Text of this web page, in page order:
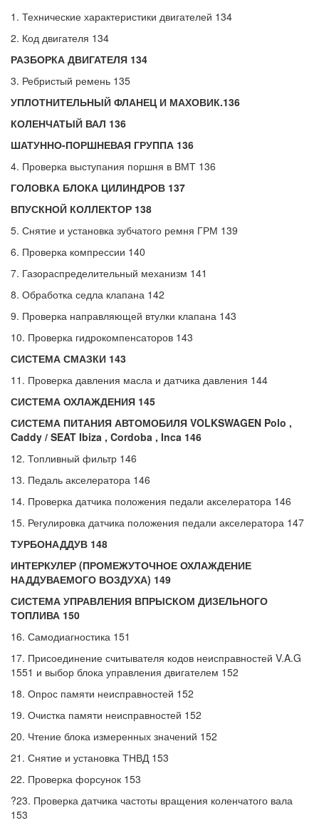
1. Технические характеристики двигателей 134
2. Код двигателя 134
РАЗБОРКА ДВИГАТЕЛЯ 134
3. Ребристый ремень 135
УПЛОТНИТЕЛЬНЫЙ ФЛАНЕЦ И МАХОВИК.136
КОЛЕНЧАТЫЙ ВАЛ 136
ШАТУННО-ПОРШНЕВАЯ ГРУППА 136
4. Проверка выступания поршня в ВМТ 136
ГОЛОВКА БЛОКА ЦИЛИНДРОВ 137
ВПУСКНОЙ КОЛЛЕКТОР 138
5. Снятие и установка зубчатого ремня ГРМ 139
6. Проверка компрессии 140
7. Газораспределительный механизм 141
8. Обработка седла клапана 142
9. Проверка направляющей втулки клапана 143
10. Проверка гидрокомпенсаторов 143
СИСТЕМА СМАЗКИ 143
11. Проверка давления масла и датчика давления 144
СИСТЕМА ОХЛАЖДЕНИЯ 145
СИСТЕМА ПИТАНИЯ АВТОМОБИЛЯ VOLKSWAGEN Polo ,
Caddy / SEAT Ibiza , Cordoba , Inca 146
12. Топливный фильтр 146
13. Педаль акселератора 146
14. Проверка датчика положения педали акселератора 146
15. Регулировка датчика положения педали акселератора 147
ТУРБОНАДДУВ 148
ИНТЕРКУЛЕР (ПРОМЕЖУТОЧНОЕ ОХЛАЖДЕНИЕ
НАДДУВАЕМОГО ВОЗДУХА) 149
СИСТЕМА УПРАВЛЕНИЯ ВПРЫСКОМ ДИЗЕЛЬНОГО
ТОПЛИВА 150
16. Самодиагностика 151
17. Присоединение считывателя кодов неисправностей V.A.G
1551 и выбор блока управления двигателем 152
18. Опрос памяти неисправностей 152
19. Очистка памяти неисправностей 152
20. Чтение блока измеренных значений 152
21. Снятие и установка ТНВД 153
22. Проверка форсунок 153
?23. Проверка датчика частоты вращения коленчатого вала
153